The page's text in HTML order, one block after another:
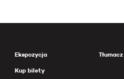
Ekspozycja
Kup bilety
Tłumacz